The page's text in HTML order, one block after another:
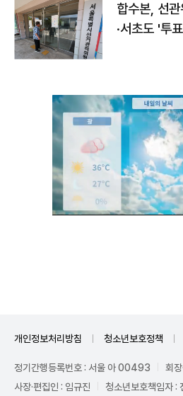
합수본, 선
·서초도 '투
개인정보처리방침 청소년보호정책
정기간행등록번호 : 서울 아 00493
회
사장·편집인 : 임규진
청소년보호책임자 :